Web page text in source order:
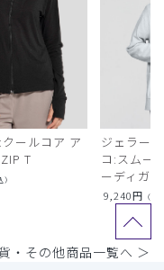
クールコア ア
T
）
ジェラー
コ:スムー
ーディガン
9,240円 （税
・その他商品一覧へ ＞